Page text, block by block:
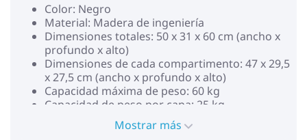
Color: Negro
Material: Madera de ingeniería
Dimensiones totales: 50 x 31 x 60 cm (ancho x
profundo x alto)
Dimensiones de cada compartimento: 47 x 29,5
x 27,5 cm (ancho x profundo x alto)
Capacidad máxima de peso: 60 kg
Capacidad de peso por capa: 25 kg
Nombre del rango: Lucca
Requiere montaje: Sí
Mostrar más